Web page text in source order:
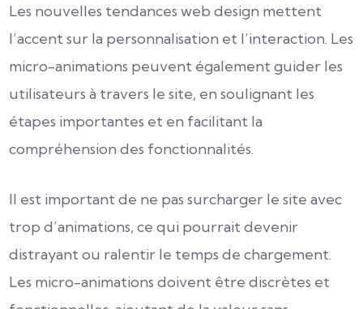
Les nouvelles tendances web design mettent
l’accent sur la personnalisation et l’interaction. Les
micro-animations peuvent également guider les
utilisateurs à travers le site, en soulignant les
étapes importantes et en facilitant la
compréhension des fonctionnalités.
Il est important de ne pas surcharger le site avec
trop d’animations, ce qui pourrait devenir
distrayant ou ralentir le temps de chargement.
Les micro-animations doivent être discrètes et